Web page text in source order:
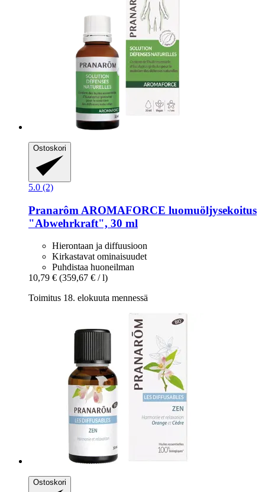
Ostoskori
5.0 (2)
Pranarôm AROMAFORCE luomuöljysekoitus
"Abwehrkraft", 30 ml
Hierontaan ja diffuusioon
Kirkastavat ominaisuudet
Puhdistaa huoneilman
10,79 € (359,67 € / l)
Toimitus 18. elokuuta mennessä
Ostoskori